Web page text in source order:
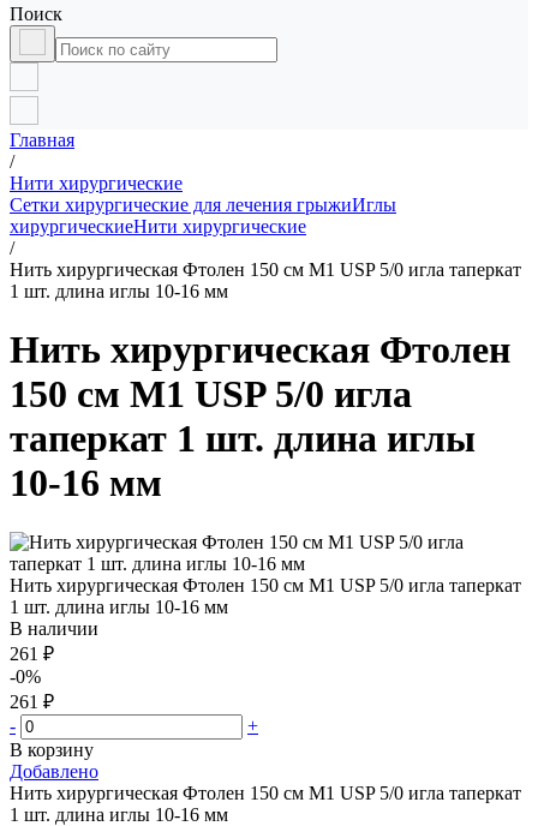
Поиск
Главная
/
Нити хирургические
Сетки хирургические для лечения грыжиИглы
хирургическиеНити хирургические
/
Нить хирургическая Фтолен 150 см М1 USP 5/0 игла таперкат
1 шт. длина иглы 10-16 мм
Нить хирургическая Фтолен
150 см М1 USP 5/0 игла
таперкат 1 шт. длина иглы
10-16 мм
Нить хирургическая Фтолен 150 см М1 USP 5/0 игла таперкат
1 шт. длина иглы 10-16 мм
В наличии
261 ₽
-0%
261 ₽
-
+
В корзину
Добавлено
Нить хирургическая Фтолен 150 см М1 USP 5/0 игла таперкат
1 шт. длина иглы 10-16 мм